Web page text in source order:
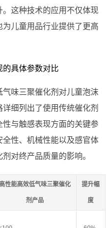
这种技术的应用不仅体现
儿童用品行业提供了更高
的具体参数对比
味三聚催化剂对儿童泡沫
细列出了使用传统催化剂
与触感表现方面的关键参
性、机械性能以及感官体
对终产品质量的影响。
高性能高效低气味三聚催化
剂产品
提升幅
度